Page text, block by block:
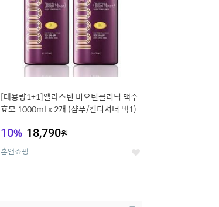
[대용량1+1]엘라스틴 비오틴클리닉 맥주
효모 1000ml x 2개 (샴푸/컨디셔너 택1)
10% 18,790원
홈앤쇼핑 좋